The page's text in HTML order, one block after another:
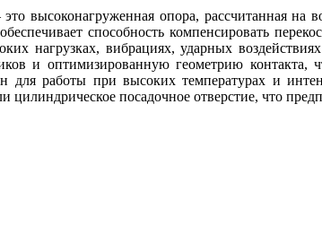
опора, рассчитанная на
способность компенсировать
нагрузках, вибрациях, ударных
и оптимизированную геометрию контакта,
работы при высоких температурах и
посадочное отверстие, что